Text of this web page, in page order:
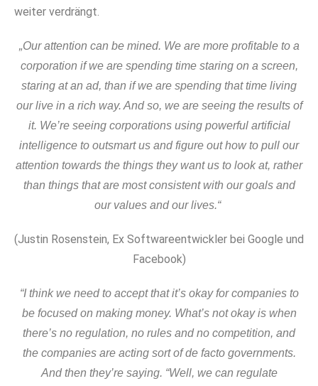
weiter verdrängt.
„Our attention can be mined. We are more profitable to a
corporation if we are spending time staring on a screen,
staring at an ad, than if we are spending that time living
our live in a rich way. And so, we are seeing the results of
it. We’re seeing corporations using powerful artificial
intelligence to outsmart us and figure out how to pull our
attention towards the things they want us to look at, rather
than things that are most consistent with our goals and
our values and our lives.“
(Justin Rosenstein, Ex Softwareentwickler bei Google und
Facebook)
“I think we need to accept that it’s okay for companies to
be focused on making money. What’s not okay is when
there’s no regulation, no rules and no competition, and
the companies are acting sort of de facto governments.
And then they’re saying. “Well, we can regulate